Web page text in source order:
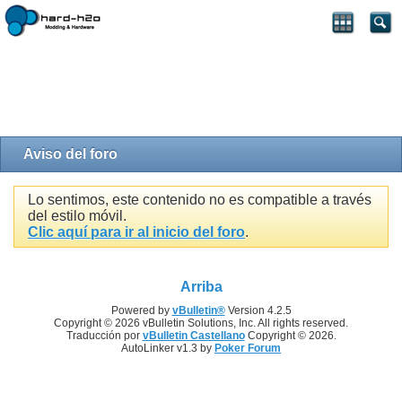
Aviso del foro
Lo sentimos, este contenido no es compatible a través
del estilo móvil.
Clic aquí para ir al inicio del foro.
Arriba
Powered by vBulletin®Version 4.2.5
Copyright © 2026 vBulletin Solutions, Inc. All rights reserved.
Traducción por vBulletin CastellanoCopyright © 2026.
AutoLinker v1.3 by Poker Forum